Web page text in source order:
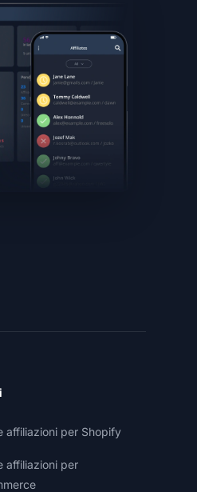
affiliazioni per Shopify
affiliazioni per